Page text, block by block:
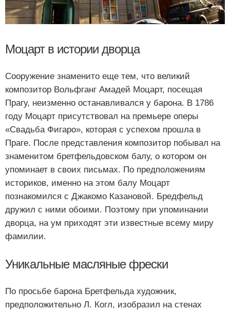
Моцарт в истории дворца
Сооружение знаменито еще тем, что великий
композитор Вольфганг Амадей Моцарт, посещая
Прагу, неизменно останавливался у барона. В 1786
году Моцарт присутствовал на премьере оперы
«Свадьба Фигаро», которая с успехом прошла в
Праге. После представления композитор побывал на
знаменитом бретфельдовском балу, о котором он
упоминает в своих письмах. По предположениям
историков, именно на этом балу Моцарт
познакомился с Джакомо Казановой. Бредфельд
дружил с ними обоими. Поэтому при упоминании
дворца, на ум приходят эти известные всему миру
фамилии.
Уникальные масляные фрески
По просьбе барона Бретфельда художник,
предположительно Л. Когл, изобразил на стенах